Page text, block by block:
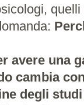
avere una
cambia
degli